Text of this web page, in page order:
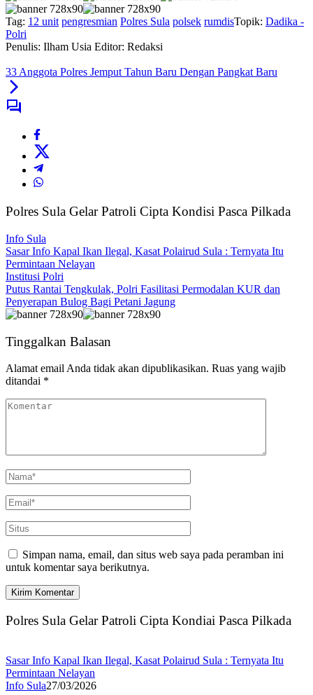
Tag: 12 unit pengresmian Polres Sula polsek rumdisTopik: Dadika -
Polri
Penulis: Ilham Usia Editor: Redaksi
33 Anggota Polres Jemput Tahun Baru Dengan Pangkat Baru
Polres Sula Gelar Patroli Cipta Kondisi Pasca Pilkada
Info Sula
Sasar Info Kapal Ikan Ilegal, Kasat Polairud Sula : Ternyata Itu
Permintaan Nelayan
Institusi Polri
Putus Rantai Tengkulak, Polri Fasilitasi Permodalan KUR dan
Penyerapan Bulog Bagi Petani Jagung
Tinggalkan Balasan
Alamat email Anda tidak akan dipublikasikan. Ruas yang wajib
ditandai *
Simpan nama, email, dan situs web saya pada peramban ini
untuk komentar saya berikutnya.
Polres Sula Gelar Patroli Cipta Kondiai Pasca Pilkada
Sasar Info Kapal Ikan Ilegal, Kasat Polairud Sula : Ternyata Itu
Permintaan Nelayan
Info Sula27/03/2026